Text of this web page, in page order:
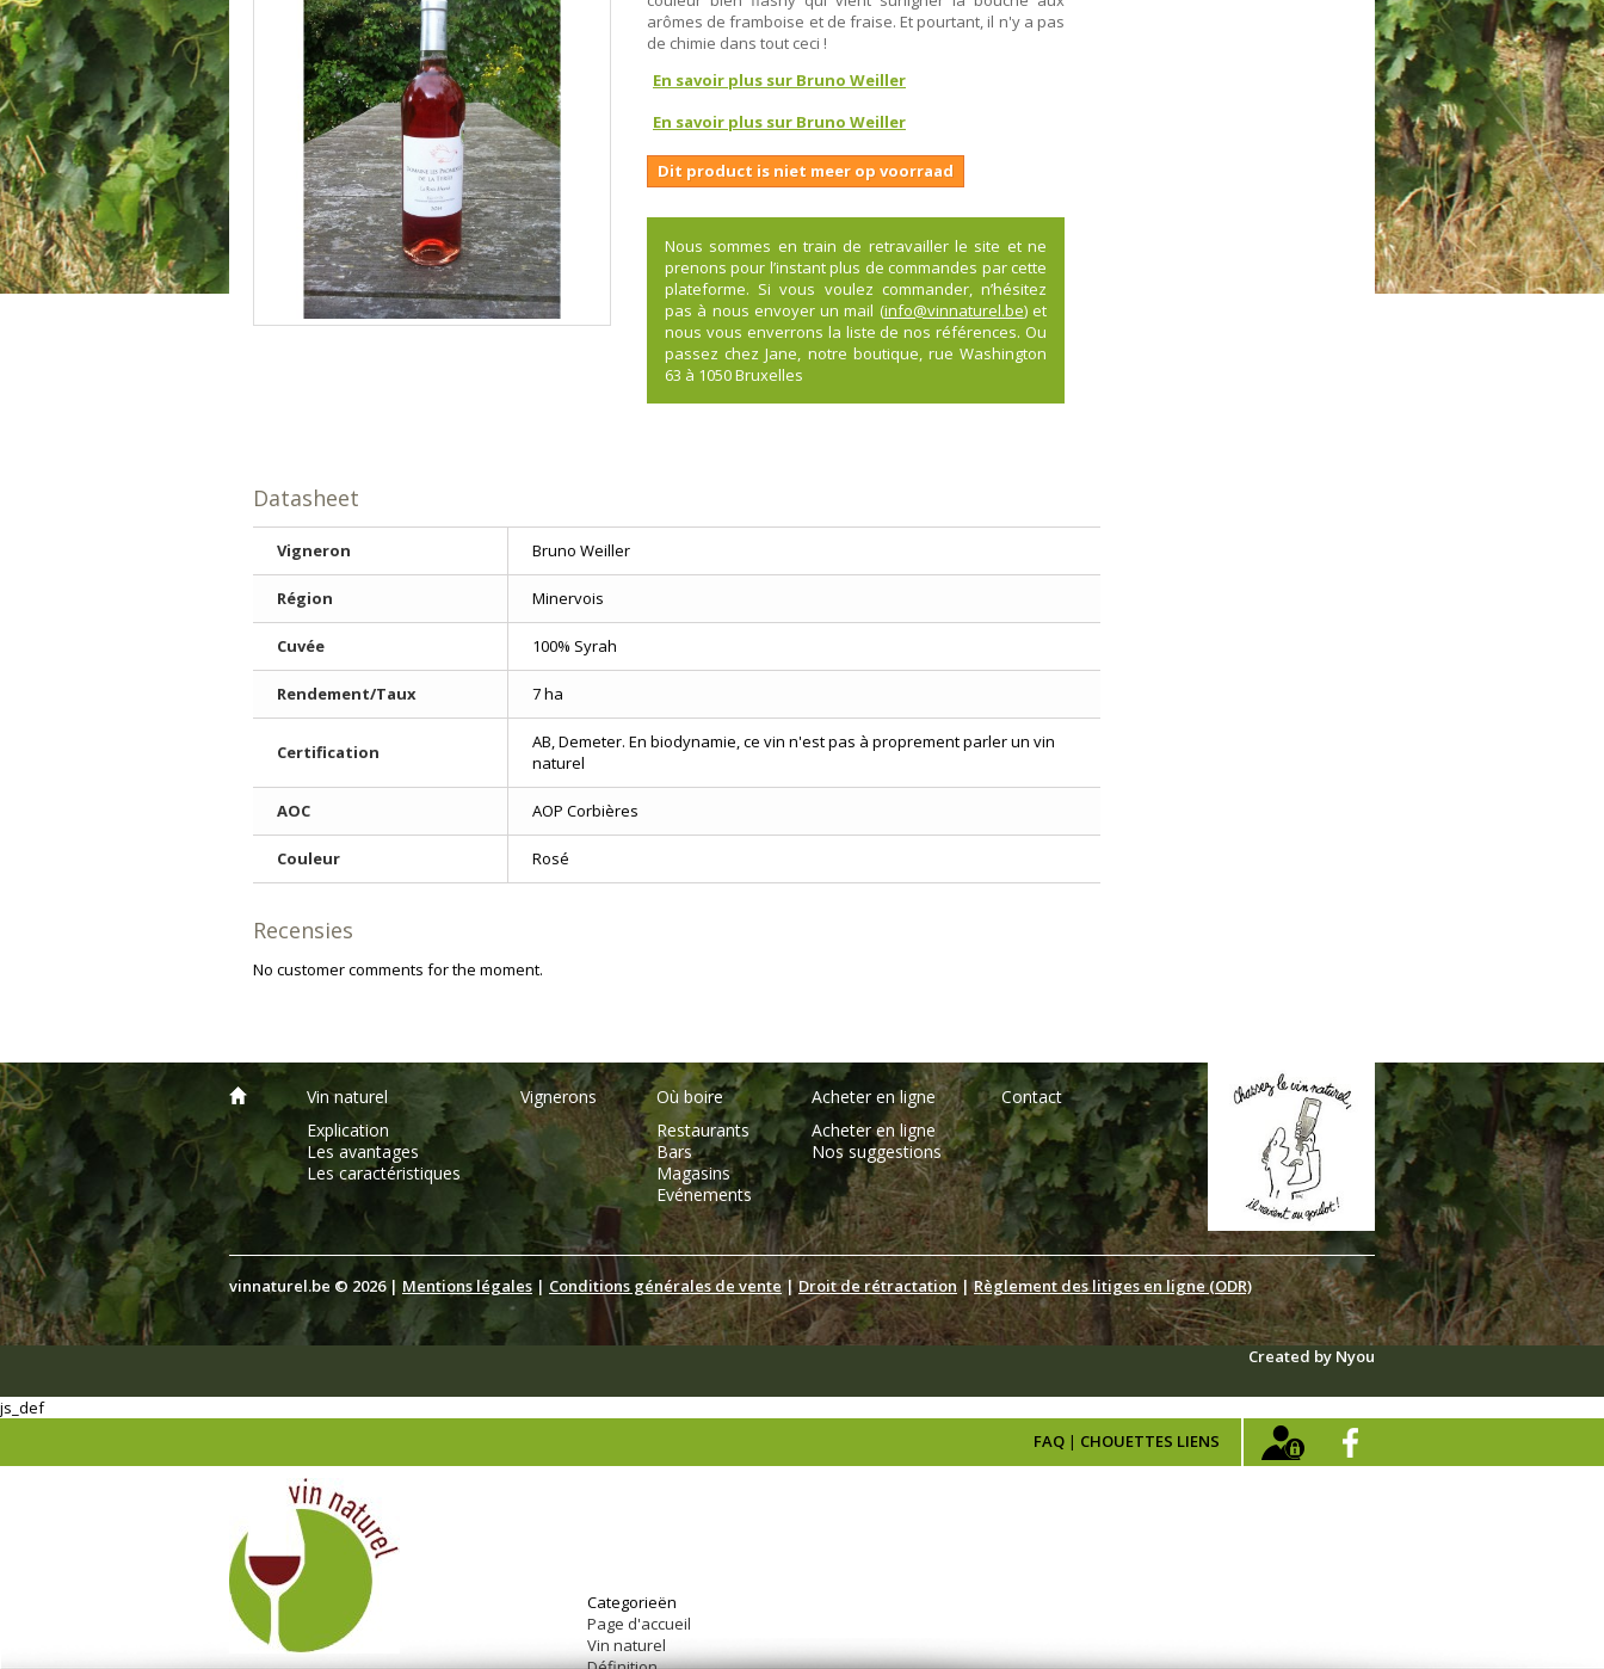
arômes de framboise et de fraise. Et pourtant, il n'y a pas
de chimie dans tout ceci !
En savoir plus sur Bruno Weiller
En savoir plus sur Bruno Weiller
Dit product is niet meer op voorraad
Nous sommes en train de retravailler le site et ne
prenons pour l’instant plus de commandes par cette
plateforme. Si vous voulez commander, n’hésitez
pas à nous envoyer un mail (info@vinnaturel.be) et
nous vous enverrons la liste de nos références. Ou
passez chez Jane, notre boutique, rue Washington
63 à 1050 Bruxelles
Datasheet
Vigneron Bruno Weiller
Région Minervois
Cuvée 100% Syrah
Rendement/Taux 7 ha
Certification
AB, Demeter. En biodynamie, ce vin n'est pas à proprement parler un vin
naturel
AOC AOP Corbières
Couleur Rosé
Recensies
No customer comments for the moment.
Vin naturel
Explication
Les avantages
Les caractéristiques
Vignerons
Où boire
Restaurants
Bars
Magasins
Evénements
Acheter en ligne
Acheter en ligne
Nos suggestions
Contact
vinnaturel.be © 2026 | Mentions légales | Conditions générales de vente|Droit de rétractation |Règlement des litiges en ligne (ODR)
Created by Nyou
js_def
FAQ | CHOUETTES LIENS
Categorieën
Page d'accueil
Vin naturel